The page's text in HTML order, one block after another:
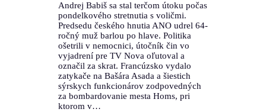
Andrej Babiš sa stal terčom útoku počas
pondelkového stretnutia s voličmi.
Predsedu českého hnutia ANO udrel 64-
ročný muž barlou po hlave. Politika
ošetrili v nemocnici, útočník čin vo
vyjadrení pre TV Nova oľutoval a
označil za skrat. Francúzsko vydalo
zatykače na Bašára Asada a šiestich
sýrskych funkcionárov zodpovedných
za bombardovanie mesta Homs, pri
ktorom v…